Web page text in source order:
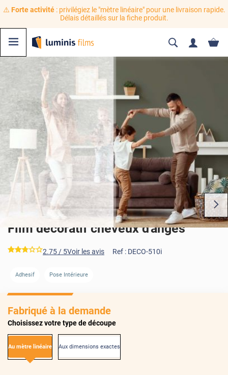
⚠️ Forte activité: privilégiez le "mètre linéaire" pour une livraison rapide.
Délais détaillés sur la fiche produit.
Film décoratif cheveux d'anges
*****2.75 / 5Voir les avis Ref : DECO-510i
Adhesif Pose Intérieure
Fabriqué à la demande
Choisissez votre type de découpe
Au mètre linéaire Aux dimensions exactes